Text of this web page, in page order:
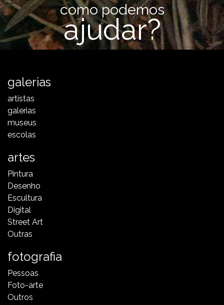
como podemos
ajudar?
galerias
artistas
galerias
museus
escolas
artes
Pintura
Desenho
Escultura
Digital
Street Art
Outras
fotografia
Pessoas
Foto-arte
Outros